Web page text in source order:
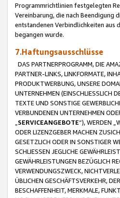
Programmrichtlinien festgelegten
Vereinbarung, die nach Beendigung
entstandenen Verbindlichkeiten aus
begangen wurde.
7.Haftungsausschlüsse
DAS PARTNERPROGRAMM, DIE
PARTNER-LINKS, LINKFORMATE,
PRODUKTWERBUNG, UNSERE
UNTERNEHMEN (EINSCHLIESSLICH
TEXTE UND SONSTIGE
VERBUNDENEN UNTERNEHMEN
SERVICEANGEBOTE“), WERDEN
ODER LIZENZGEBER MACHEN
GESETZLICH ODER IN SONSTIGER
SCHLIESSEN JEGLICHE
GEWÄHRLEISTUNGEN BEZÜGLICH
VERWENDUNGSZWECK,
ÜBLICHEN GESCHÄFTSVERKEHR,
BESCHAFFENHEIT, MERKMALE,